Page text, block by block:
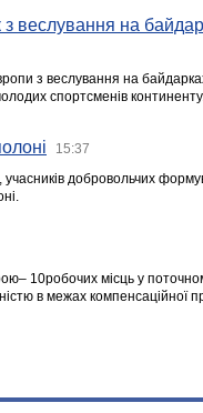
веслування на
з веслування на
спортсменів
15:37
учасників добровольчих
10робочих місць у
в межах компенсаційної